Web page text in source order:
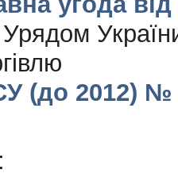
(до 2012) №